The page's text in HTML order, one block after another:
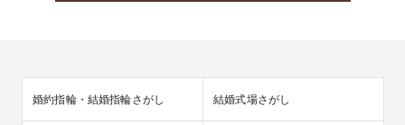
婚約指輪・結婚指輪さがし 結婚式場さがし